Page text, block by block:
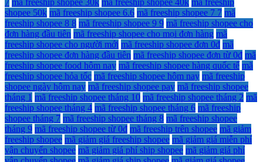
shopee 50k mã freeship shopee 6.6 mã freeship shopee 7 7 mã
freeship shopee 8 8 mã freeship shopee 9 9 mã freeship shopee cho
đơn hàng đầu tiên mã freeship shopee cho mọi đơn hàng mã
freeship shopee cho người mới mã freeship shopee đơn 0đ mã
freeship shopee đơn hàng đầu tiên mã freeship shopee đơn từ 0đ mã
freeship shopee food hôm nay mã freeship shopee hàng quốc tế mã
freeship shopee hỏa tốc mã freeship shopee hôm nay mã freeship
shopee ngày hôm nay mã freeship shopee pay mã freeship shopee
tháng 1 mã freeship shopee tháng 10 mã freeship shopee tháng 2 mã
freeship shopee tháng 4 mã freeship shopee tháng 6 mã freeship
shopee tháng 7 mã freeship shopee tháng 8 mã freeship shopee
tháng 9 mã freeship shopee từ 0đ mã freeship trên shopee mã giảm
freeship shopee mã giảm giá freeship shopee mã giảm giá miễn phí
vận chuyển shopee mã giảm giá phí ship shopee mã giảm giá phí